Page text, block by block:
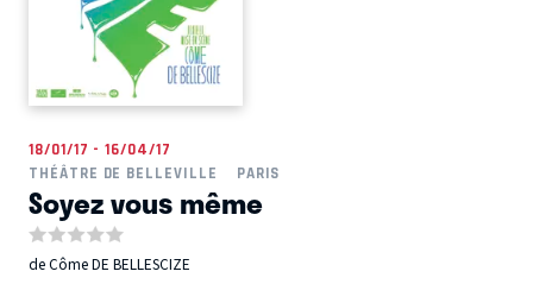
18/01/17 - 16/04/17
THÉÂTRE DE BELLEVILLE
PARIS
Soyez vous même
de Côme DE BELLESCIZE